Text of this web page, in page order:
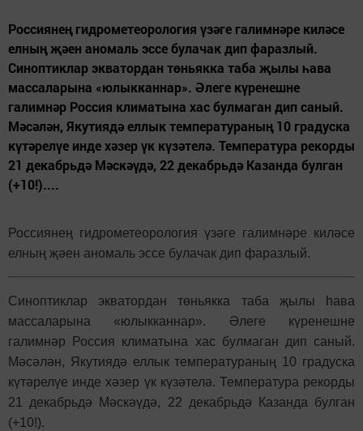
Россиянең гидрометеорология үзәге галимнәре киләсе
елның җәен аномаль эссе булачак дип фаразлый.
Синоптиклар экватордан төньякка таба җылы һава
массаларына «юлыкканнар». Әлеге күренешне
галимнәр Россия климатына хас булмаган дип саный.
Мәсәлән, Якутиядә еллык температураның 10 градуска
күтәрелүе инде хәзер үк күзәтелә. Температура рекорды
21 декабрьдә Мәскәүдә, 22 декабрьдә Казанда булган
(+10!)....
Россиянең гидрометеорология үзәге галимнәре киләсе
елның җәен аномаль эссе булачак дип фаразлый.
Синоптиклар экватордан төньякка таба җылы һава
массаларына «юлыкканнар». Әлеге күренешне
галимнәр Россия климатына хас булмаган дип саный.
Мәсәлән, Якутиядә еллык температураның 10 градуска
күтәрелүе инде хәзер үк күзәтелә. Температура рекорды
21 декабрьдә Мәскәүдә, 22 декабрьдә Казанда булган
(+10!).